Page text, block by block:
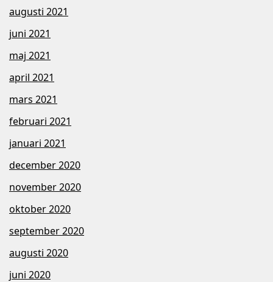
augusti 2021
juni 2021
maj 2021
april 2021
mars 2021
februari 2021
januari 2021
december 2020
november 2020
oktober 2020
september 2020
augusti 2020
juni 2020